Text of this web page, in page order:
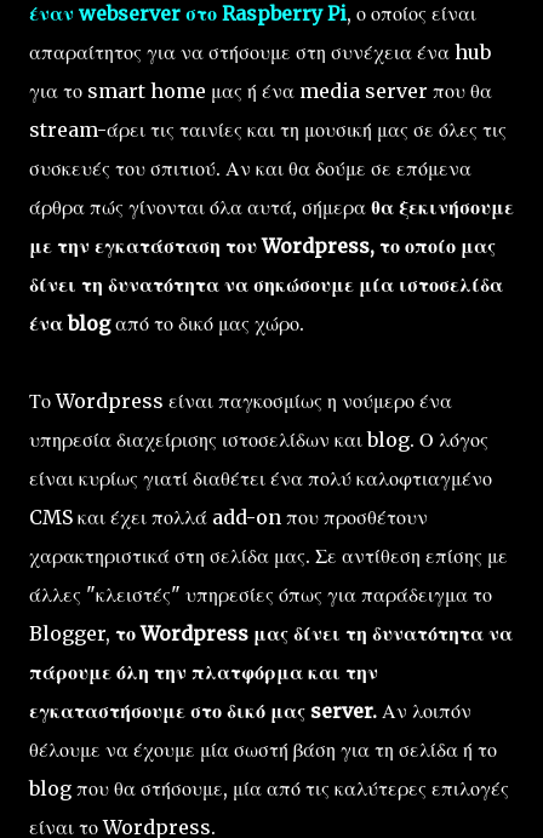
έναν webserver στο Raspberry Pi, ο οποίος είναι
απαραίτητος για να στήσουμε στη συνέχεια ένα hub
για το smart home μας ή ένα media server που θα
stream-άρει τις ταινίες και τη μουσική μας σε όλες τις
συσκευές του σπιτιού. Αν και θα δούμε σε επόμενα
άρθρα πώς γίνονται όλα αυτά, σήμερα θα ξεκινήσουμε
με την εγκατάσταση του Wordpress, το οποίο μας
δίνει τη δυνατότητα να σηκώσουμε μία ιστοσελίδα
ένα blogαπό το δικό μας χώρο.
Το Wordpress είναι παγκοσμίως η νούμερο ένα
υπηρεσία διαχείρισης ιστοσελίδων και blog. Ο λόγος
είναι κυρίως γιατί διαθέτει ένα πολύ καλοφτιαγμένο
CMS και έχει πολλά add-on που προσθέτουν
χαρακτηριστικά στη σελίδα μας. Σε αντίθεση επίσης με
άλλες "κλειστές" υπηρεσίες όπως για παράδειγμα το
Blogger, το Wordpress μας δίνει τη δυνατότητα να
πάρουμε όλη την πλατφόρμα και την
εγκαταστήσουμε στο δικό μας server. Αν λοιπόν
θέλουμε να έχουμε μία σωστή βάση για τη σελίδα ή το
blog που θα στήσουμε, μία από τις καλύτερες επιλογές
είναι το Wordpress.